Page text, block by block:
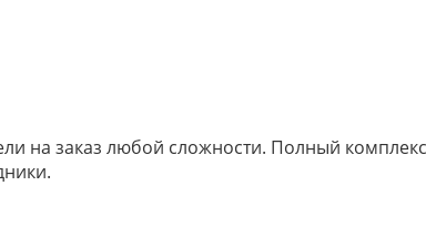
на заказ любой сложности. Полный комплекс